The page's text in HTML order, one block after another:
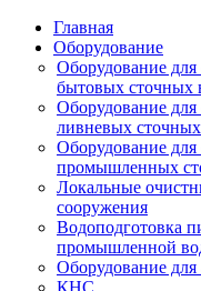
Главная
Оборудование
Оборудование для
бытовых сточных
Оборудование для
ливневых
Оборудование для
промышленных
Локальные
сооружения
Водоподготовка
промышленной
Оборудование для
КНС